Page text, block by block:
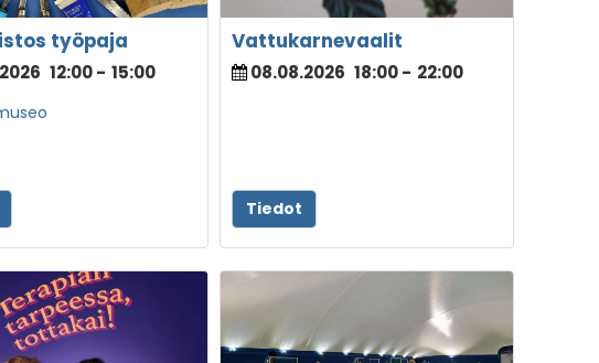
työpaja
12:00- 15:00
Vattukarnevaalit
08.08.2026 18:00- 22:00
Tiedot